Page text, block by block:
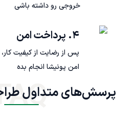
خروجی رو داشته باشی
۴. پرداخت امن
پس از رضایت از کیفیت
امن پونیشا انجام بده
پرسش‌های متداول طراحی جعبه چوبی